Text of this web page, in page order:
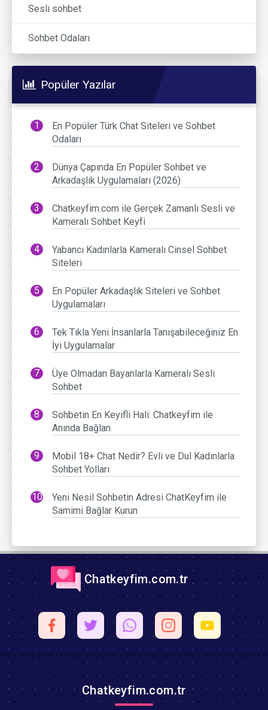
Sesli sohbet
Sohbet Odaları
Popüler Yazılar
En Popüler Türk Chat Siteleri ve Sohbet
Odaları
Dünya Çapında En Popüler Sohbet ve
Arkadaşlık Uygulamaları (2026)
Chatkeyfim.com ile Gerçek Zamanlı Sesli ve
Kameralı Sohbet Keyfi
Yabancı Kadınlarla Kameralı Cinsel Sohbet
Siteleri
En Popüler Arkadaşlık Siteleri ve Sohbet
Uygulamaları
Tek Tıkla Yeni İnsanlarla Tanışabileceğiniz En
İyi Uygulamalar
Üye Olmadan Bayanlarla Kameralı Sesli
Sohbet
Sohbetin En Keyifli Hali: Chatkeyfim ile
Anında Bağlan
Mobil 18+ Chat Nedir? Evli ve Dul Kadınlarla
Sohbet Yolları
Yeni Nesil Sohbetin Adresi ChatKeyfim ile
Samimi Bağlar Kurun
Chatkeyfim.com.tr
Chatkeyfim.com.tr